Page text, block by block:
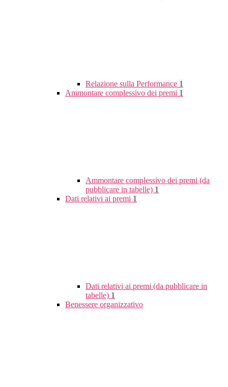
Relazione sulla Performance 1
Ammontare complessivo dei premi 1
Ammontare complessivo dei premi (da
pubblicare in tabelle) 1
Dati relativi ai premi 1
Dati relativi ai premi (da pubblicare in
tabelle) 1
Benessere organizzativo